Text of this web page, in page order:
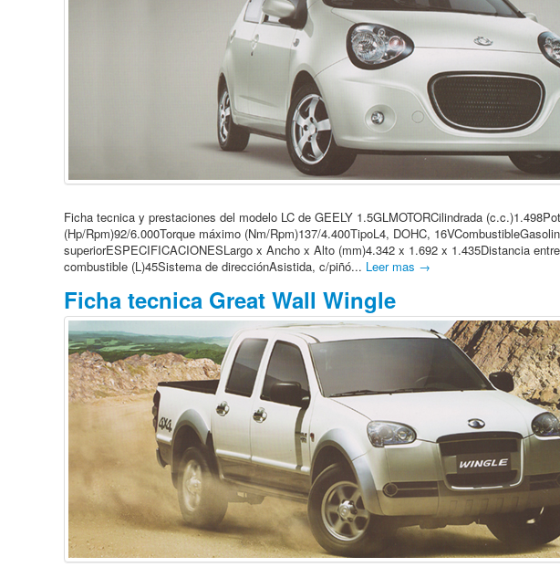
Ficha tecnica y prestaciones del modelo LC de GEELY 1.5GLMOTORCilindrada
(Hp/Rpm)92/6.000Torque máximo (Nm/Rpm)137/4.400TipoL4, DOHC,
superiorESPECIFICACIONESLargo x Ancho x Alto (mm)4.342 x 1.692 x 1.435Distancia
combustible (L)45Sistema de direcciónAsistida, c/piñó... Leer mas →
Ficha tecnica Great Wall Wingle